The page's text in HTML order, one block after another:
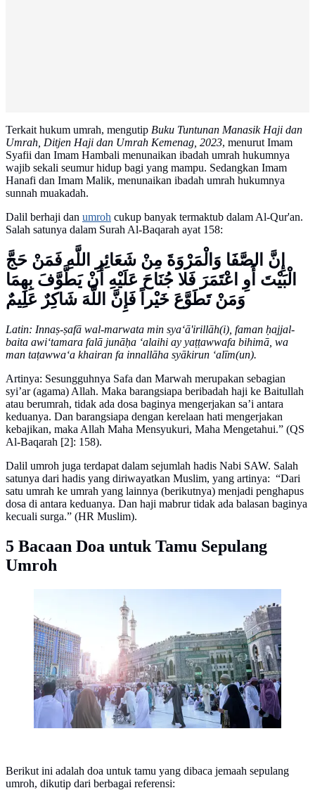
Terkait hukum umrah, mengutip Buku Tuntunan Manasik Haji dan
Umrah, Ditjen Haji dan Umrah Kemenag, 2023, menurut Imam
Syafii dan Imam Hambali menunaikan ibadah umrah hukumnya
wajib sekali seumur hidup bagi yang mampu. Sedangkan Imam
Hanafi dan Imam Malik, menunaikan ibadah umrah hukumnya
sunnah muakadah.
Dalil berhaji dan umroh cukup banyak termaktub dalam Al-Qur'an.
Salah satunya dalam Surah Al-Baqarah ayat 158:
إِنَّ الصَّفَا وَالْمَرْوَةَ مِنْ شَعَائِرِ اللَّهِ فَمَنْ حَجَّ
الْبَيْتَ أَوِ اعْتَمَرَ فَلا جُنَاحَ عَلَيْهِ أَنْ يَطَّوَّفَ بِهِمَا
وَمَنْ تَطَوَّعَ خَيْراً فَإِنَّ اللَّهَ شَاكِرٌ عَلِيمٌ
Latin: Innaṣ-ṣafā wal-marwata min sya‘ā'irillāh(i), faman ḥajjal-
baita awi‘tamara falā junāḥa ‘alaihi ay yaṭṭawwafa bihimā, wa
man taṭawwa‘a khairan fa innallāha syākirun ‘alīm(un).
Artinya: Sesungguhnya Safa dan Marwah merupakan sebagian
syi’ar (agama) Allah. Maka barangsiapa beribadah haji ke Baitullah
atau berumrah, tidak ada dosa baginya mengerjakan sa’i antara
keduanya. Dan barangsiapa dengan kerelaan hati mengerjakan
kebajikan, maka Allah Maha Mensyukuri, Maha Mengetahui.” (QS
Al-Baqarah [2]: 158).
Dalil umroh juga terdapat dalam sejumlah hadis Nabi SAW. Salah
satunya dari hadis yang diriwayatkan Muslim, yang artinya: “Dari
satu umrah ke umrah yang lainnya (berikutnya) menjadi penghapus
dosa di antara keduanya. Dan haji mabrur tidak ada balasan baginya
kecuali surga.” (HR Muslim).
5 Bacaan Doa untuk Tamu Sepulang
Umroh
Sebagai muslim, kita pasti punya impian untuk pergi ke
Tanah Suci. Setidaknya bisa umrah
Berikut ini adalah doa untuk tamu yang dibaca jemaah sepulang
umroh, dikutip dari berbagai referensi: